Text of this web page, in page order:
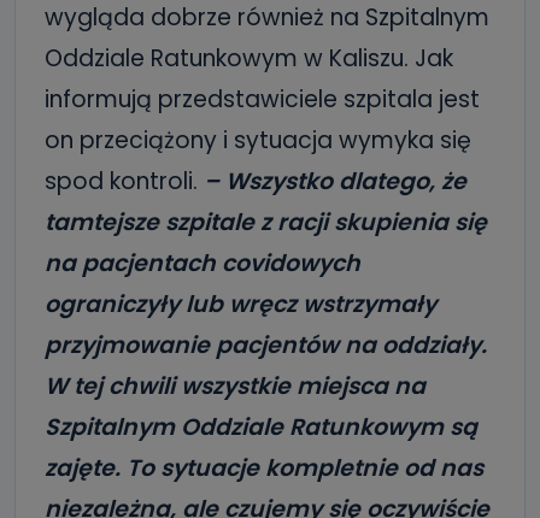
wygląda dobrze również na Szpitalnym
Oddziale Ratunkowym w Kaliszu. Jak
informują przedstawiciele szpitala jest
on przeciążony i sytuacja wymyka się
spod kontroli. – Wszystko dlatego, że
tamtejsze szpitale z racji skupienia się
na pacjentach covidowych
ograniczyły lub wręcz wstrzymały
przyjmowanie pacjentów na oddziały.
W tej chwili wszystkie miejsca na
Szpitalnym Oddziale Ratunkowym są
zajęte. To sytuacje kompletnie od nas
niezależna, ale czujemy się oczywiście